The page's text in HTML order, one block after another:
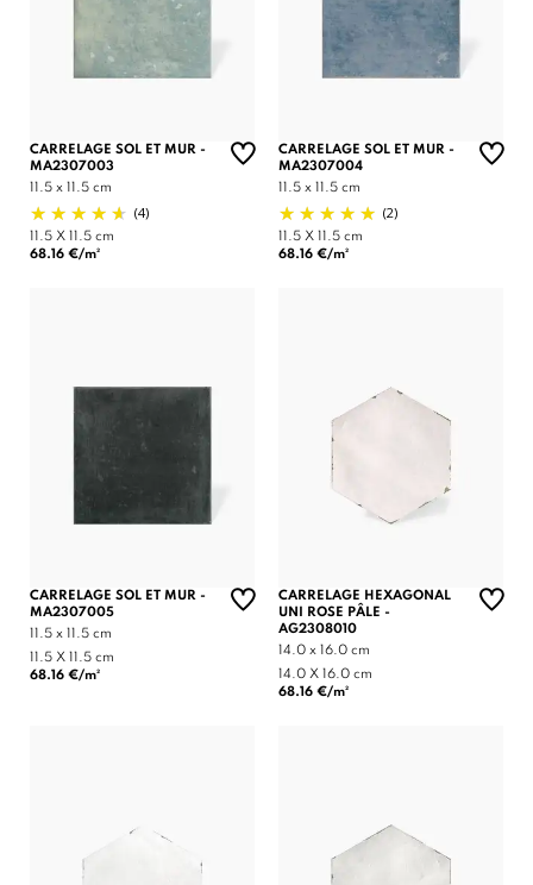
CARRELAGE SOL ET MUR -
MA2307003
11.5 x 11.5 cm
(4)
11.5 X 11.5 cm
68.16 €/m²
CARRELAGE SOL ET MUR -
MA2307004
11.5 x 11.5 cm
(2)
11.5 X 11.5 cm
68.16 €/m²
CARRELAGE SOL ET MUR -
MA2307005
11.5 x 11.5 cm
11.5 X 11.5 cm
68.16 €/m²
CARRELAGE HEXAGONAL
UNI ROSE PÂLE -
AG2308010
14.0 x 16.0 cm
14.0 X 16.0 cm
68.16 €/m²